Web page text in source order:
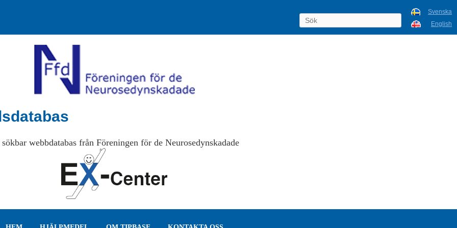
Svenska
English
webbdatabas från Föreningen för de Neurosedynskadade